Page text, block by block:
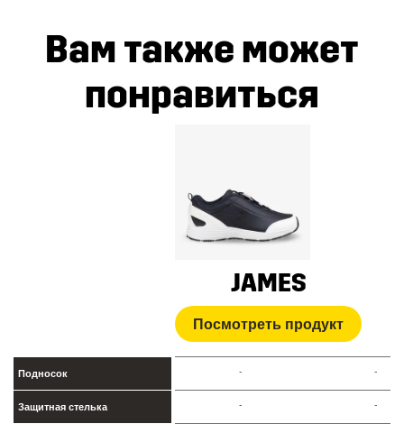
Вам также может
понравиться
JAMES
Посмотреть продукт
Подносок - -
Защитная стелька - -